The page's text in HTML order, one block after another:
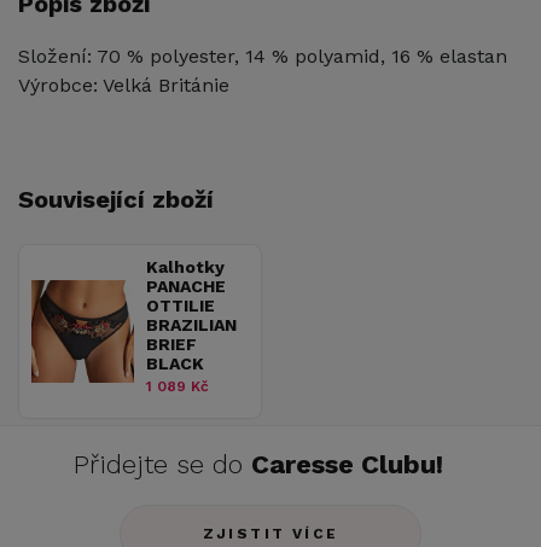
Složení: 70 % polyester, 14 % polyamid, 16 % elastan
Výrobce: Velká Británie
Související zboží
Kalhotky
PANACHE
OTTILIE
BRAZILIAN
BRIEF
BLACK
1 089 Kč
Přidejte se do Caresse Clubu!
ZJISTIT VÍCE